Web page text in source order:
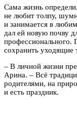
Сама жизнь
не любит толпу,
и занимается в
дал ей новую почву
профессионального.
сохранить уходящие
– В личной жизни
Арина. – Всё
родителями, на
и есть праздник.